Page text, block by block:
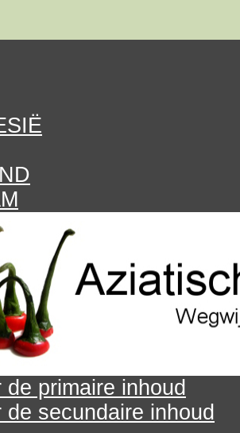
primaire inhoud
de secundaire inhoud